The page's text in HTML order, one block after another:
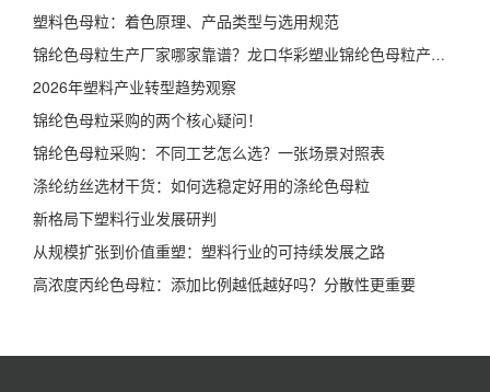
塑料色母粒：着色原理、产品类型与选用规范
锦纶色母粒生产厂家哪家靠谱？龙口华彩塑业锦纶色母粒产品详解
2026年塑料产业转型趋势观察
锦纶色母粒采购的两个核心疑问！
锦纶色母粒采购：不同工艺怎么选？一张场景对照表
涤纶纺丝选材干货：如何选稳定好用的涤纶色母粒
新格局下塑料行业发展研判
从规模扩张到价值重塑：塑料行业的可持续发展之路
高浓度丙纶色母粒：添加比例越低越好吗？分散性更重要